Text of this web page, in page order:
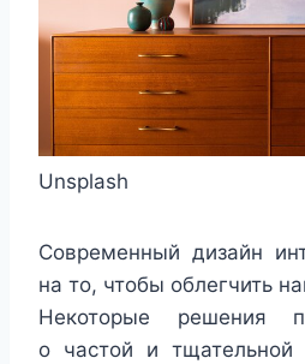
Unsplash
Современный дизайн
на то, чтобы облегчить
Некоторые решения
о частой и тщательной